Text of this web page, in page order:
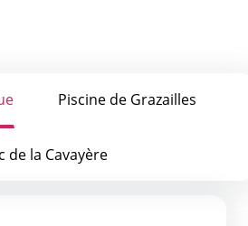
Piscine de Grazailles
de la Cavayère